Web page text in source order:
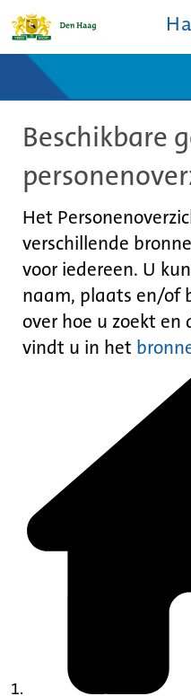
Ontdek de stad
De studiezaal
Bronnen en collecties
Contact
Beschikbare
Het
verschillende
voor iedereen. U
naam, plaats en/of
over hoe u zoekt en
vindt u in het